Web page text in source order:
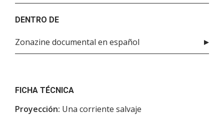
DENTRO DE
Zonazine documental en español
FICHA TÉCNICA
Proyección: Una corriente salvaje